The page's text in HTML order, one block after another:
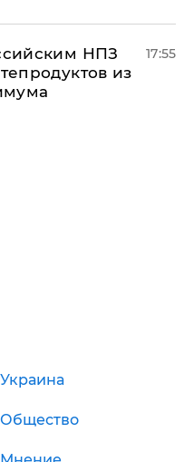
НПЗ
из
17:55
Украина
Общество